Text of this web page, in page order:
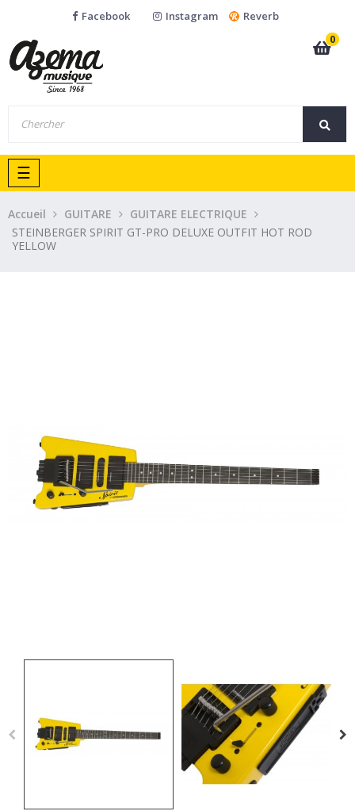
Facebook Instagram
Reverb
0
Basculer
la
navigation
☰
Accueil GUITARE
GUITARE ELECTRIQUE
STEINBERGER SPIRIT GT-PRO DELUXE OUTFIT HOT ROD
YELLOW